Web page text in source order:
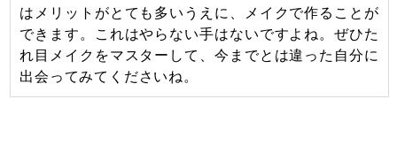
はメリットがとても多いうえに、メイクで作ることが
できます。これはやらない手はないですよね。ぜひた
れ目メイクをマスターして、今までとは違った自分に
出会ってみてくださいね。